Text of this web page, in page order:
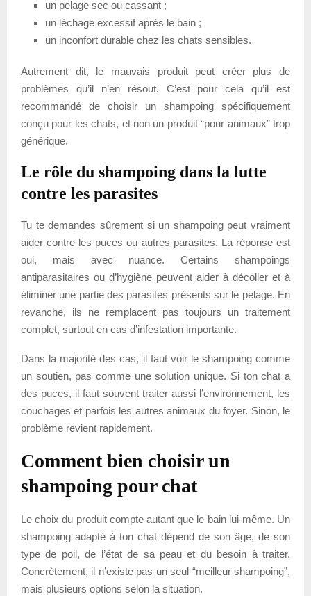
un pelage sec ou cassant ;
un léchage excessif après le bain ;
un inconfort durable chez les chats sensibles.
Autrement dit, le mauvais produit peut créer plus de
problèmes qu’il n’en résout. C’est pour cela qu’il est
recommandé de choisir un shampoing spécifiquement
conçu pour les chats, et non un produit “pour animaux” trop
générique.
Le rôle du shampoing dans la lutte
contre les parasites
Tu te demandes sûrement si un shampoing peut vraiment
aider contre les puces ou autres parasites. La réponse est
oui, mais avec nuance. Certains shampoings
antiparasitaires ou d’hygiène peuvent aider à décoller et à
éliminer une partie des parasites présents sur le pelage. En
revanche, ils ne remplacent pas toujours un traitement
complet, surtout en cas d’infestation importante.
Dans la majorité des cas, il faut voir le shampoing comme
un soutien, pas comme une solution unique. Si ton chat a
des puces, il faut souvent traiter aussi l’environnement, les
couchages et parfois les autres animaux du foyer. Sinon, le
problème revient rapidement.
Comment bien choisir un
shampoing pour chat
Le choix du produit compte autant que le bain lui-même. Un
shampoing adapté à ton chat dépend de son âge, de son
type de poil, de l’état de sa peau et du besoin à traiter.
Concrètement, il n’existe pas un seul “meilleur shampoing”,
mais plusieurs options selon la situation.